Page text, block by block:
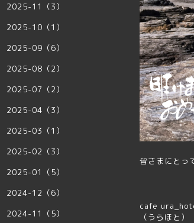
皆さまにとっ
cafe
（うらほと）
2025-11（3）
2025-10（1）
2025-09（6）
2025-08（2）
2025-07（2）
2025-04（3）
2025-03（1）
2025-02（3）
2025-01（5）
2024-12（6）
2024-11（5）